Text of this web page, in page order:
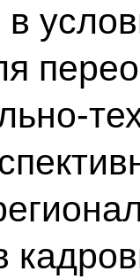
в